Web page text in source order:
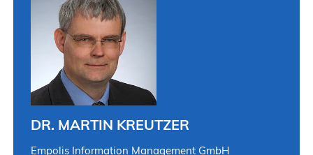
DR. MARTIN KREUTZER
Empolis Information Management GmbH